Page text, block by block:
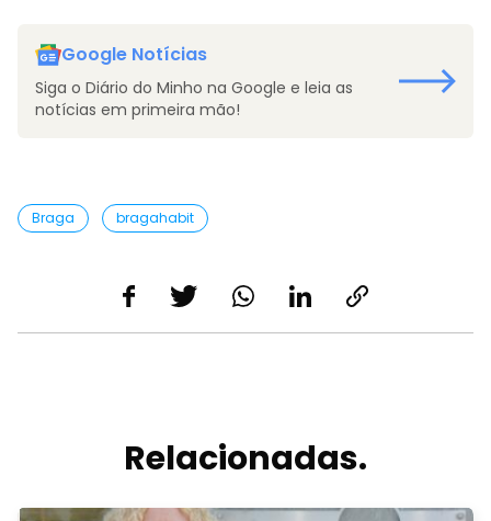
Google Notícias
Siga o Diário do Minho na Google e leia as
notícias em primeira mão!
Braga bragahabit
Relacionadas.